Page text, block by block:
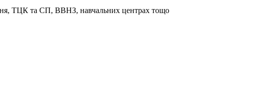
ТЦК та СП, ВВНЗ, навчальних центрах тощо